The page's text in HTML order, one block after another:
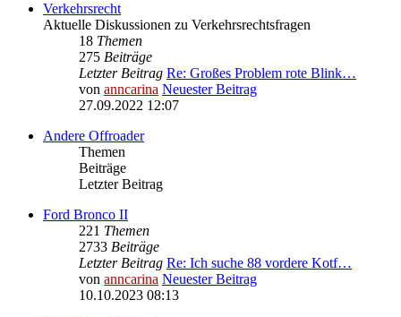
Verkehrsrecht
Aktuelle Diskussionen zu Verkehrsrechtsfragen
18 Themen
275 Beiträge
Letzter Beitrag Re: Großes Problem rote Blink…
von anncarina Neuester Beitrag
27.09.2022 12:07
Andere Offroader
Themen
Beiträge
Letzter Beitrag
Ford Bronco II
221 Themen
2733 Beiträge
Letzter Beitrag Re: Ich suche 88 vordere Kotf…
von anncarina Neuester Beitrag
10.10.2023 08:13